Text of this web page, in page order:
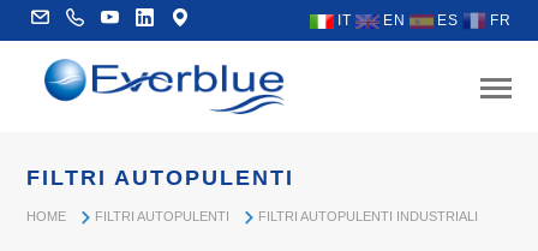
IT EN ES FR
FILTRI AUTOPULENTI
HOME FILTRI AUTOPULENTI FILTRI AUTOPULENTI INDUSTRIALI